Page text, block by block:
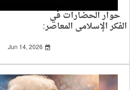
حوار الحضارات في
الفكر الإسلامي المعاصر:
دراسة تحليلية في
Jun 14, 2026